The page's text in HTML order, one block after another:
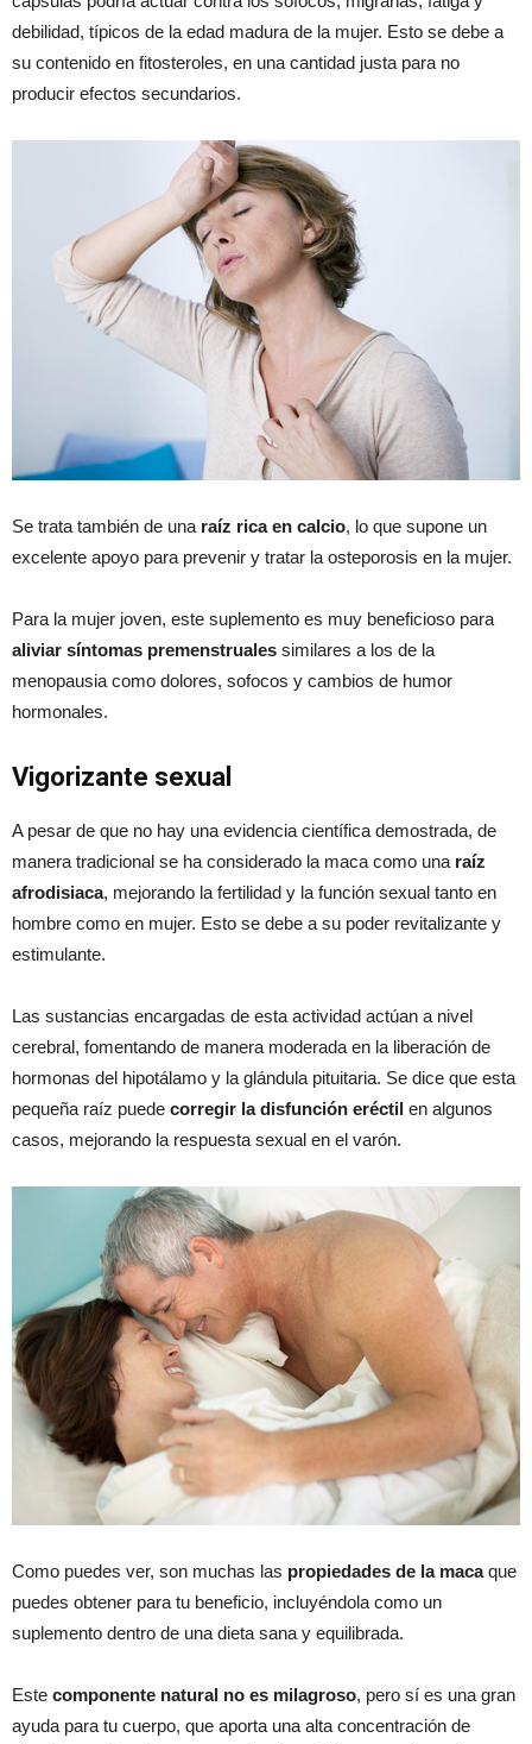
debilidad, típicos de la edad madura de la mujer. Esto se debe a
su contenido en fitosteroles, en una cantidad justa para no
producir efectos secundarios.
Se trata también de una raíz rica en calcio, lo que supone un
excelente apoyo para prevenir y tratar la osteporosis en la mujer.
Para la mujer joven, este suplemento es muy beneficioso para
aliviar síntomas premenstruales similares a los de la
menopausia como dolores, sofocos y cambios de humor
hormonales.
Vigorizante sexual
A pesar de que no hay una evidencia científica demostrada, de
manera tradicional se ha considerado la maca como una raíz
afrodisiaca, mejorando la fertilidad y la función sexual tanto en
hombre como en mujer. Esto se debe a su poder revitalizante y
estimulante.
Las sustancias encargadas de esta actividad actúan a nivel
cerebral, fomentando de manera moderada en la liberación de
hormonas del hipotálamo y la glándula pituitaria. Se dice que esta
pequeña raíz puede corregir la disfunción eréctil en algunos
casos, mejorando la respuesta sexual en el varón.
Como puedes ver, son muchas las propiedades de la macaque
puedes obtener para tu beneficio, incluyéndola como un
suplemento dentro de una dieta sana y equilibrada.
Este componente natural no es milagroso, pero sí es una gran
ayuda para tu cuerpo, que aporta una alta concentración de